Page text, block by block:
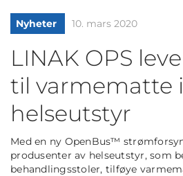
Nyheter 10. mars 2020
LINAK OPS
til varmematte i
helseutstyr
Med en ny OpenBus™
produsenter av helseutstyr, som
behandlingsstoler, tilføye